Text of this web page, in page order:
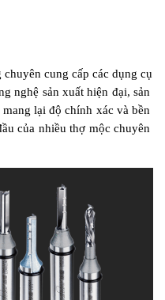
cung cấp các dụng cụ
nghệ sản xuất hiện đại, sản
lại độ chính xác và bền
của nhiều thợ mộc chuyên